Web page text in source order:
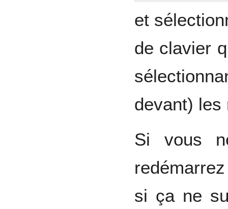
et
de clavier
devant) les
Si vous
si ça ne